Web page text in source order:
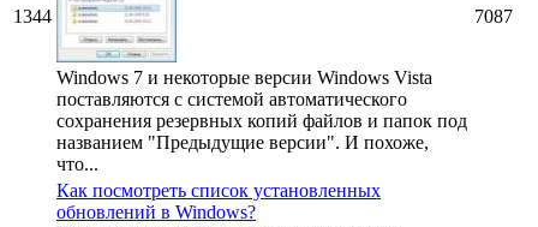
1344
Windows 7 и некоторые версии Windows Vista
поставляются с системой автоматического
сохранения резервных копий файлов и папок под
названием "Предыдущие версии". И похоже,
что...
7087
Как посмотреть список установленных
обновлений в Windows?